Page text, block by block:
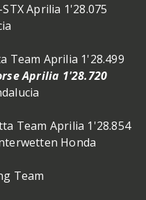
Aprilia 1'28.075
Team Aprilia 1'28.499
Aprilia 1'28.720
Team Aprilia 1'28.854
Honda
Team